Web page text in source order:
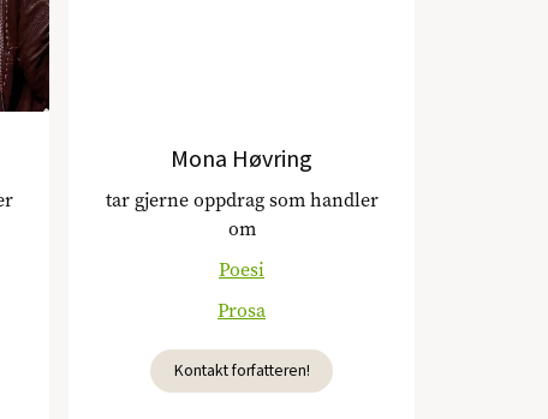
Mona Høvring
tar gjerne oppdrag som handler
om
Poesi
Prosa
Kontakt forfatteren!